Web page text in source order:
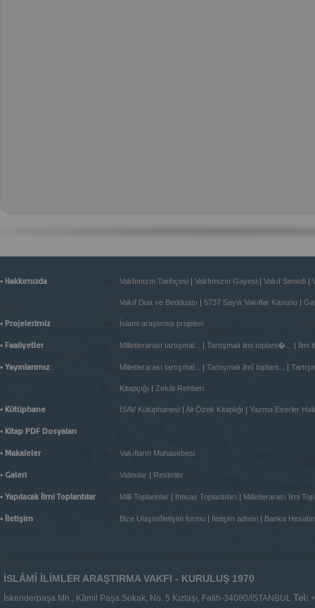
▪ Hakkımızda Vakfımızın Tarihçesi Vakfımızın Gayesi Vakıf Senedi
Vakıf Dua ve Bedduası 5737 Sayılı Vakıflar Kanunu
▪ Projelerimiz İslami araştırma projeleri
▪ Faaliyetler Milletlerarası tartışmal... Tartışmalı ilmi toplant�... İlmi
▪ Yayınlarımız Milletlerarası tartışmal... Tartışmalı ilmî toplant...
Kitapçığı Zekât Rehberi
▪ Kütüphane İSAV Kütüphanesi Ali Özek Kitaplığı Yazma Eserler
▪ Kitap PDF Dosyaları
▪ Makaleler Vakıfların Muhasebesi
▪ Galeri Videolar Resimler
▪ Yapılacak İlmi Toplantılar Milli Toplantılar İhtisas Toplantıları Milletlerarası İlmi
▪ İletişim Bize Ulaşın/İletişim formu İletişim adresi Banka
İSLÂMÎ İLİMLER ARAŞTIRMA VAKFI - KURULUŞ 1970
İskenderpaşa Mh., Kâmil Paşa Sokak, No. 5 Kıztaşı, Fatih-34080/İSTANBUL Tel: